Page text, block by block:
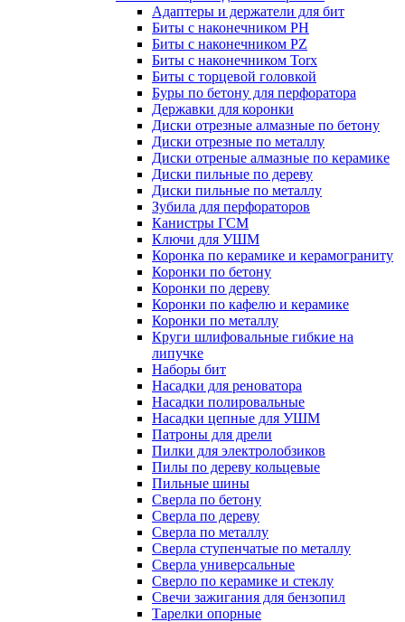
Адаптеры и держатели для бит
Биты с наконечником PH
Биты с наконечником PZ
Биты с наконечником Torx
Биты с торцевой головкой
Буры по бетону для перфоратора
Державки для коронки
Диски отрезные алмазные по бетону
Диски отрезные по металлу
Диски отреные алмазные по керамике
Диски пильные по дереву
Диски пильные по металлу
Зубила для перфораторов
Канистры ГСМ
Ключи для УШМ
Коронка по керамике и керамограниту
Коронки по бетону
Коронки по дереву
Коронки по кафелю и керамике
Коронки по металлу
Круги шлифовальные гибкие на
липучке
Наборы бит
Насадки для реноватора
Насадки полировальные
Насадки цепные для УШМ
Патроны для дрели
Пилки для электролобзиков
Пилы по дереву кольцевые
Пильные шины
Сверла по бетону
Сверла по дереву
Сверла по металлу
Сверла ступенчатые по металлу
Сверла универсальные
Сверло по керамике и стеклу
Свечи зажигания для бензопил
Тарелки опорные